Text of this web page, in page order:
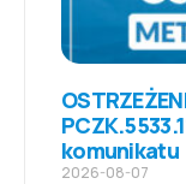
komunikatu
2026-08-07